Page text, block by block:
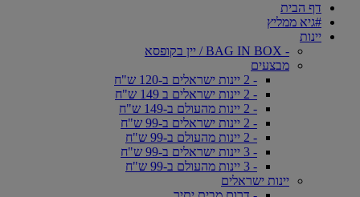
דף הבית
#גיא ממליץ
יינות
- BAG IN BOX / יין בקופסא
מבצעים
- 2 יינות ישראלים ב-120 ש"ח
- 2 יינות ישראלים ב 149 ש"ח
- 2 יינות מהעולם ב-149 ש"ח
- 2 יינות ישראלים ב-99 ש"ח
- 2 יינות מהעולם ב-99 ש"ח
- 3 יינות ישראלים ב-99 ש"ח
- 3 יינות מהעולם ב-99 ש"ח
יינות ישראלים